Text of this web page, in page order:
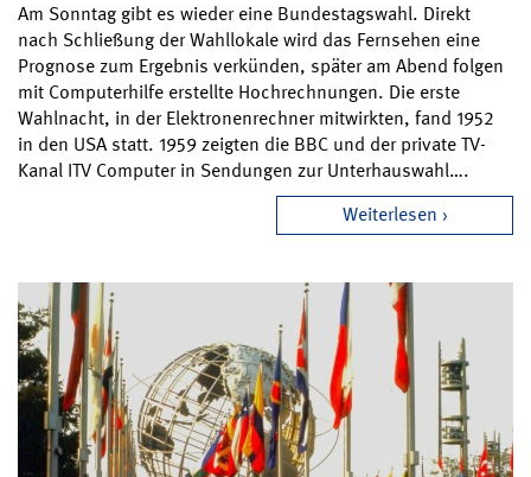
Am Sonntag gibt es wieder eine Bundestagswahl. Direkt
nach Schließung der Wahllokale wird das Fernsehen eine
Prognose zum Ergebnis verkünden, später am Abend folgen
mit Computerhilfe erstellte Hochrechnungen. Die erste
Wahlnacht, in der Elektronenrechner mitwirkten, fand 1952
in den USA statt. 1959 zeigten die BBC und der private TV-
Kanal ITV Computer in Sendungen zur Unterhauswahl….
Weiterlesen